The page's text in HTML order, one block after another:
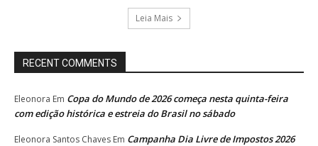
Leia Mais
RECENT COMMENTS
Eleonora Em Copa do Mundo de 2026 começa nesta quinta-feira
com edição histórica e estreia do Brasil no sábado
Eleonora Santos Chaves Em Campanha Dia Livre de Impostos 2026